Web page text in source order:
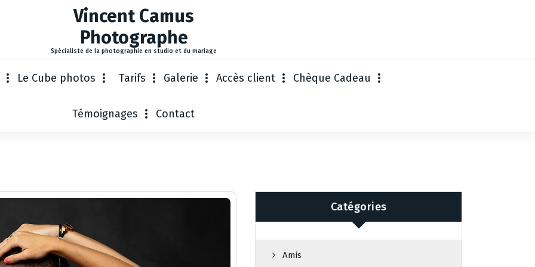
Vincent Camus
Photographe
Spécialiste de la photographie en studio et du mariage
Le Cube photos Tarifs Galerie Accès client Chèque Cadeau
Témoignages Contact
Catégories
Amis